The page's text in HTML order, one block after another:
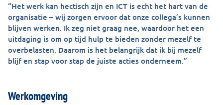
“Het werk kan hectisch zijn en ICT is echt het hart van de
organisatie – wij zorgen ervoor dat onze collega’s kunnen
blijven werken. Ik zeg niet graag nee, waardoor het een
uitdaging is om op tijd hulp te bieden zonder mezelf te
overbelasten. Daarom is het belangrijk dat ik bij mezelf
blijf en stap voor stap de juiste acties onderneem.”
Werkomgeving